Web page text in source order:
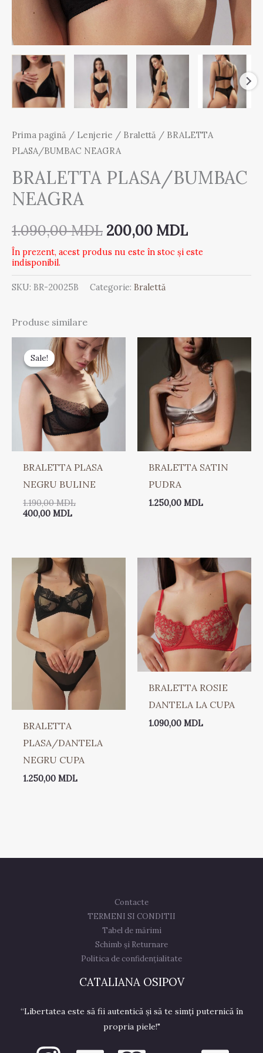
Prima pagină / Lenjerie / Bralettă / BRALETTA
PLASA/BUMBAC NEAGRA
BRALETTA PLASA/BUMBAC
NEAGRA
1.090,00MDL 200,00 MDL
În prezent, acest produs nu este în stoc și este
indisponibil.
SKU: BR-20025B Categorie: Bralettă
Produse similare
Sale!
Sale!
BRALETTA PLASA
NEGRU BULINE
1.190,00MDL
Prețul
inițial
a
fost:
1.190,00 MDL.
400,00MDL
Prețul
curent
este:
400,00 MDL.
BRALETTA SATIN
PUDRA
1.250,00MDL
BRALETTA
PLASA/DANTELA
NEGRU CUPA
1.250,00MDL
BRALETTA ROSIE
DANTELA LA CUPA
1.090,00MDL
Contacte
TERMENI SI CONDITII
Tabel de mărimi
Schimb și Returnare
Politica de confidențialitate
CATALIANA OSIPOV
“Libertatea este să fii autentică și să te simți puternică în
propria piele!"